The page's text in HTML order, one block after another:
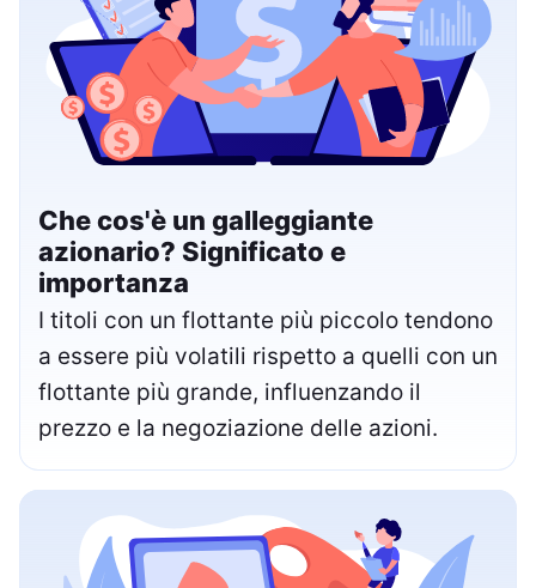
Che cos'è un galleggiante
azionario? Significato e
importanza
I titoli con un flottante più piccolo tendono
a essere più volatili rispetto a quelli con un
flottante più grande, influenzando il
prezzo e la negoziazione delle azioni.